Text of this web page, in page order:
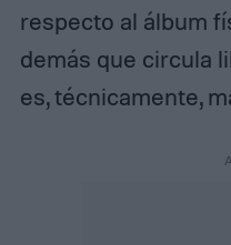
respecto al álbum
demás que circula
es, técnicamente,